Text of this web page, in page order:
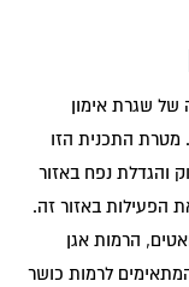
של שגרת אימון
מטרת התכנית הזו
והגדלת נפח באזור
הפעילות באזור זה.
הרמות אגן
לרמות כושר